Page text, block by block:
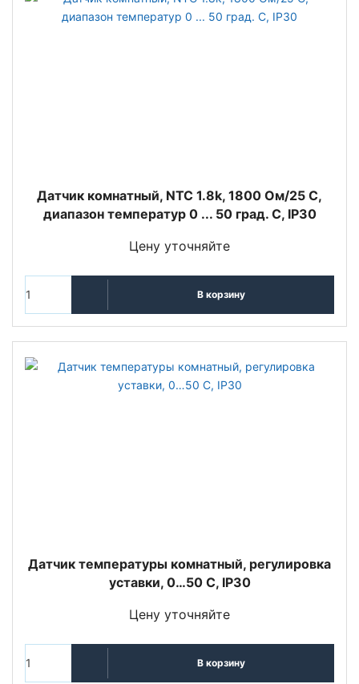
Датчик комнатный, NTC 1.8k, 1800 Oм/25 С,
диапазон температур 0 ... 50 град. C, IP30
Цену уточняйте
В корзину
Датчик температуры комнатный, регулировка
уставки, 0…50 С, IP30
Цену уточняйте
В корзину